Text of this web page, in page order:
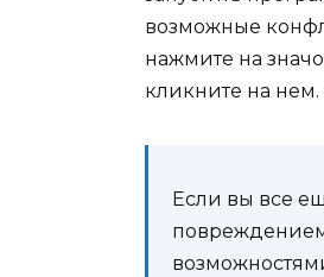
возможные
нажмите на
кликните на
Если вы все
повреждением